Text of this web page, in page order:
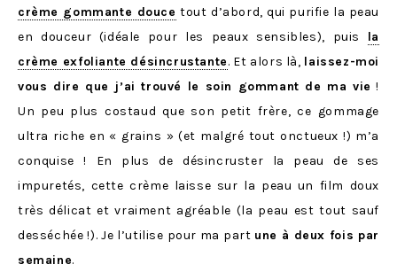
crème gommante douce tout d’abord, qui purifie la peau
en douceur (idéale pour les peaux sensibles), puis la
crème exfoliante désincrustante. Et alors là, laissez-moi
vous dire que j’ai trouvé le soin gommant de ma vie !
Un peu plus costaud que son petit frère, ce gommage
ultra riche en « grains » (et malgré tout onctueux !) m’a
conquise ! En plus de désincruster la peau de ses
impuretés, cette crème laisse sur la peau un film doux
très délicat et vraiment agréable (la peau est tout sauf
desséchée !). Je l’utilise pour ma part une à deux fois par
semaine.